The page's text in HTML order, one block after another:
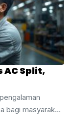
ini
kenyamanan
rutin, ...
AC Split,
bagi masyarakat
instalasi,